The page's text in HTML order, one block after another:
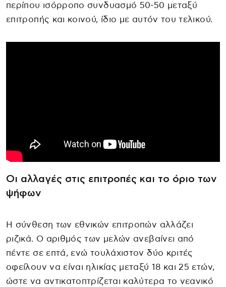
περίπου ισόρροπο συνδυασμό 50-50 μεταξύ
επιτροπής και κοινού, ίδιο με αυτόν του τελικού.
Οι αλλαγές στις επιτροπές και το όριο των
ψήφων
Η σύνθεση των εθνικών επιτροπών αλλάζει
ριζικά. Ο αριθμός των μελών ανεβαίνει από
πέντε σε επτά, ενώ τουλάχιστον δύο κριτές
οφείλουν να είναι ηλικίας μεταξύ 18 και 25 ετών,
ώστε να αντικατοπτρίζεται καλύτερα το νεανικό